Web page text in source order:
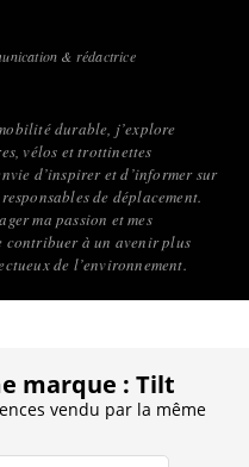
& rédactrice
durable, j’explore
vélos et trottinettes
d’inspirer et d’informer sur
de déplacement.
ma passion et mes
contribuer à un avenir plus
de l’environnement.
marque : Tilt
vendu par la même